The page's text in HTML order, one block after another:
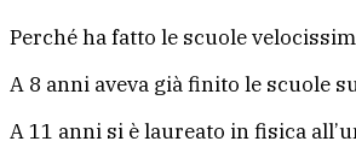
Perché ha fatto le scuole
A 8 anni aveva già finito le scuole
A 11 anni si è laureato in fisica